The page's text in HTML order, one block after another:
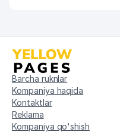
58
59
A.S. SODIKOV
KIMYO ILMIY
60
Barcha ruknlar
Kompaniya haqida
Kontaktlar
Reklama
Kompaniya qo'shish